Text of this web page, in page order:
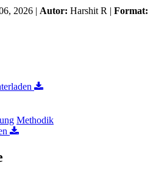
2026 | Autor: Harshit R | Format:
Methodik